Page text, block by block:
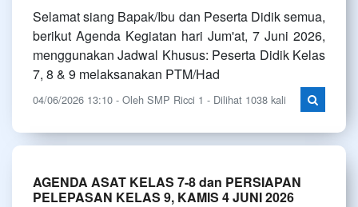
Selamat siang Bapak/Ibu dan Peserta Didik semua,
berikut Agenda Kegiatan hari Jum'at, 7 Juni 2026,
menggunakan Jadwal Khusus: Peserta Didik Kelas
7, 8 & 9 melaksanakan PTM/Had
04/06/2026 13:10 - Oleh SMP Ricci 1 - Dilihat 1038 kali
AGENDA ASAT KELAS 7-8 dan PERSIAPAN
PELEPASAN KELAS 9, KAMIS 4 JUNI 2026